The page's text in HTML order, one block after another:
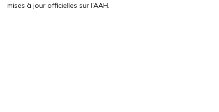
mises à jour officielles sur l’AAH.